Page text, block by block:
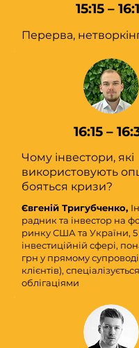
15:15 –
Перерва,
16:15 –
Чому інвестори, які
використовують
бояться кризи?
Євгеній Тригубченко,
радник та інвестор на
ринку США та України, 5
інвестиційній сфері,
грн у прямому
клієнтів),
облігаціями